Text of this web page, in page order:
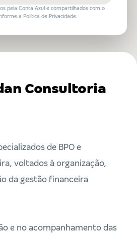
pela Conta Azul e compartilhados com o
a Política de Privacidade.
Consultoria
de BPO e
voltados à organização,
da gestão financeira
e no acompanhamento das